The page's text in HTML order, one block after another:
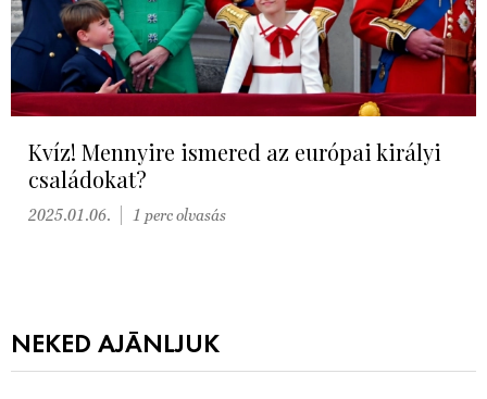
Kvíz! Mennyire ismered az európai királyi
családokat?
2025.01.06. 1 perc olvasás
NEKED AJÁNLJUK